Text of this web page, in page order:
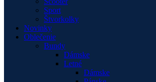
Sport
Štvorkolky
Novinky
Oblečenie
Bundy
Dámske
Letné
Dámske